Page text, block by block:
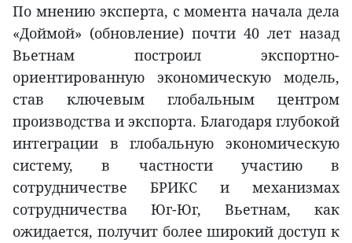
По мнению эксперта, с момента начала дела
«Доймой» (обновление) почти 40 лет назад
Вьетнам построил экспортно-
ориентированную экономическую модель,
став ключевым глобальным центром
производства и экспорта. Благодаря глубокой
интеграции в глобальную экономическую
систему, в частности участию в
сотрудничестве БРИКС и механизмах
сотрудничества Юг-Юг, Вьетнам, как
ожидается, получит более широкий доступ к